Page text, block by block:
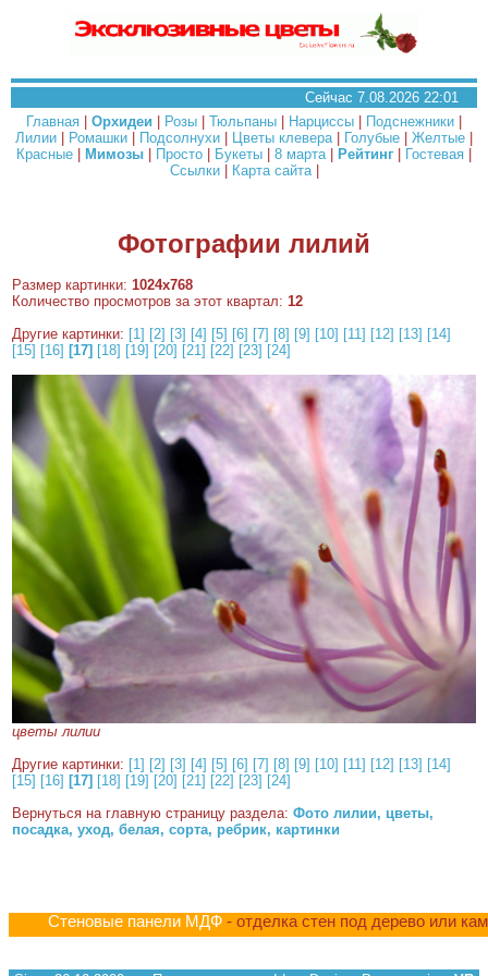
Сейчас 7.08.2026 22:01
Главная
Орхидеи Розы Тюльпаны Нарциссы Подснежники
Лилии
Ромашки Подсолнухи Цветы клевера| Голубые Желтые
Красные
Мимозы Просто Букеты 8 марта| Рейтинг Гостевая
Ссылки| Карта сайта|
Фотографии лилий
Размер картинки: 1024x768
Количество просмотров за этот квартал: 12
Другие картинки: [1] [2] [3] [4] [5] [6] [7] [8] [9] [10] [11] [12] [13] [14]
[15] [16] [17] [18] [19] [20] [21] [22] [23] [24]
цветы лилии
Другие картинки: [1] [2] [3] [4] [5] [6] [7] [8] [9] [10] [11] [12] [13] [14]
[15] [16] [17] [18] [19] [20] [21] [22] [23] [24]
Вернуться на главную страницу раздела: Фото лилии, цветы,
посадка, уход, белая, сорта, ребрик, картинки
Стеновые панели МДФ - отделка стен под дерево или